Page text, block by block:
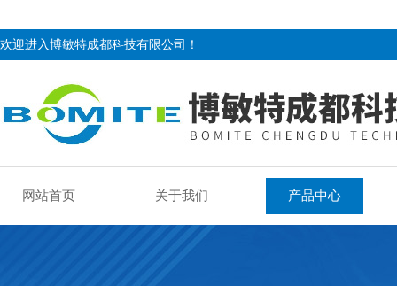
欢迎进入博敏特成都科技有限公司！
网站首页 关于我们 产品中心